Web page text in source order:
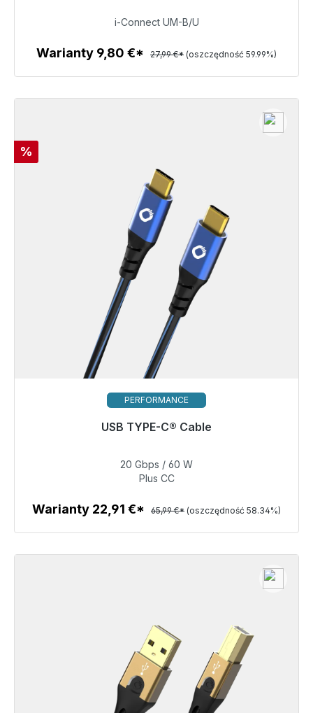
11,20 €
Szczegóły
i-Connect UM-B/U
Warianty 9,80 €* 27,99 €* (oszczędność 59.99%)
Rabat
%
PERFORMANCE
USB TYPE-C® Cable
Gotowy do natychmiastowej wysyłki, czas dostawy
27,49 €
Szczegóły
20 Gbps / 60 W
Plus CC
Warianty 22,91 €* 65,99 €* (oszczędność 58.34%)